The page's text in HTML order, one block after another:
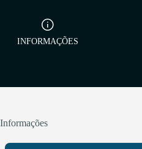
INFORMAÇÕES
Informações